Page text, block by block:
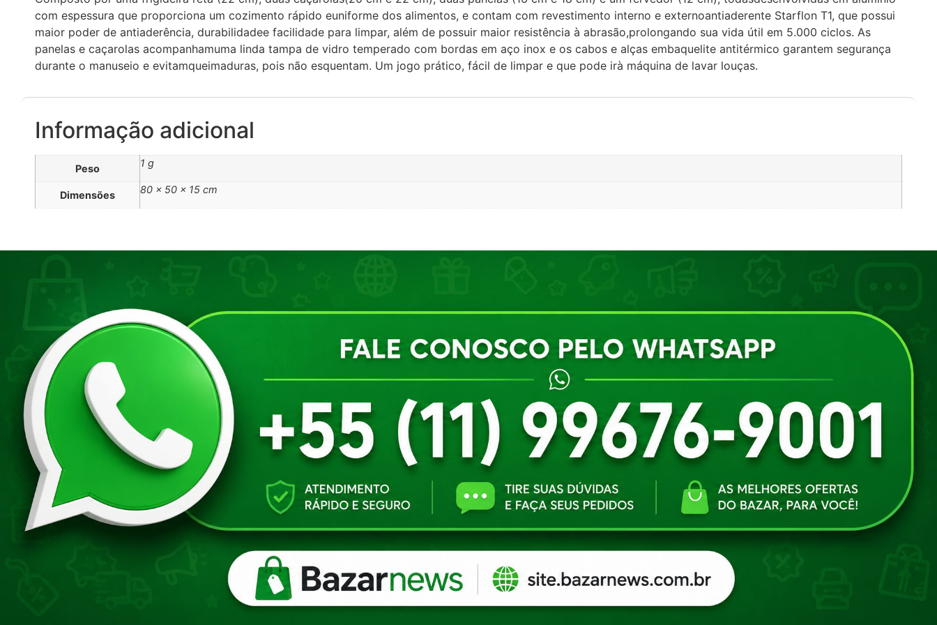
com espessura que proporciona um cozimento rápido euniforme dos alimentos, e contam com revestimento interno e externoantiaderente Starflon T1, que possui
maior poder de antiaderência, durabilidadee facilidade para limpar, além de possuir maior resistência à abrasão,prolongando sua vida útil em 5.000 ciclos. As
panelas e caçarolas acompanhamuma linda tampa de vidro temperado com bordas em aço inox e os cabos e alças embaquelite antitérmico garantem segurança
durante o manuseio e evitamqueimaduras, pois não esquentam. Um jogo prático, fácil de limpar e que pode irà máquina de lavar louças.
Informação adicional
Peso 1 g
Dimensões 80 × 50 × 15 cm